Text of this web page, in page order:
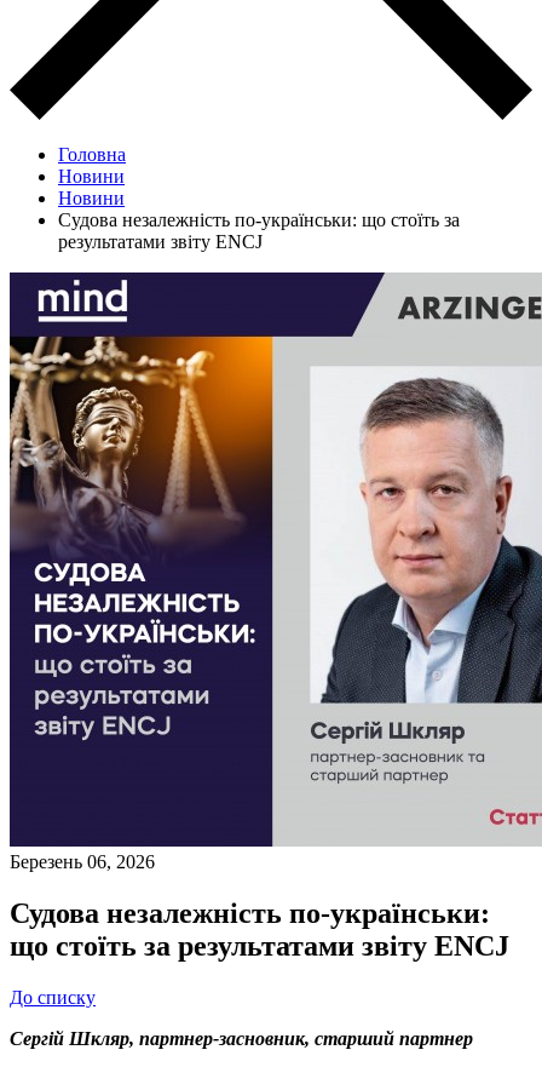
Головна
Новини
Новини
Судова незалежність по-українськи: що стоїть за
результатами звіту ENCJ
Березень 06, 2026
Судова незалежність по-українськи:
що стоїть за результатами звіту ENCJ
До списку
Сергій Шкляр, партнер-засновник, старший партнер